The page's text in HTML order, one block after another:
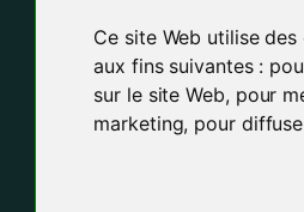
Ce site Web utilise
aux fins suivantes :
sur le site Web, pour
marketing, pour
Frais de Port offerts En